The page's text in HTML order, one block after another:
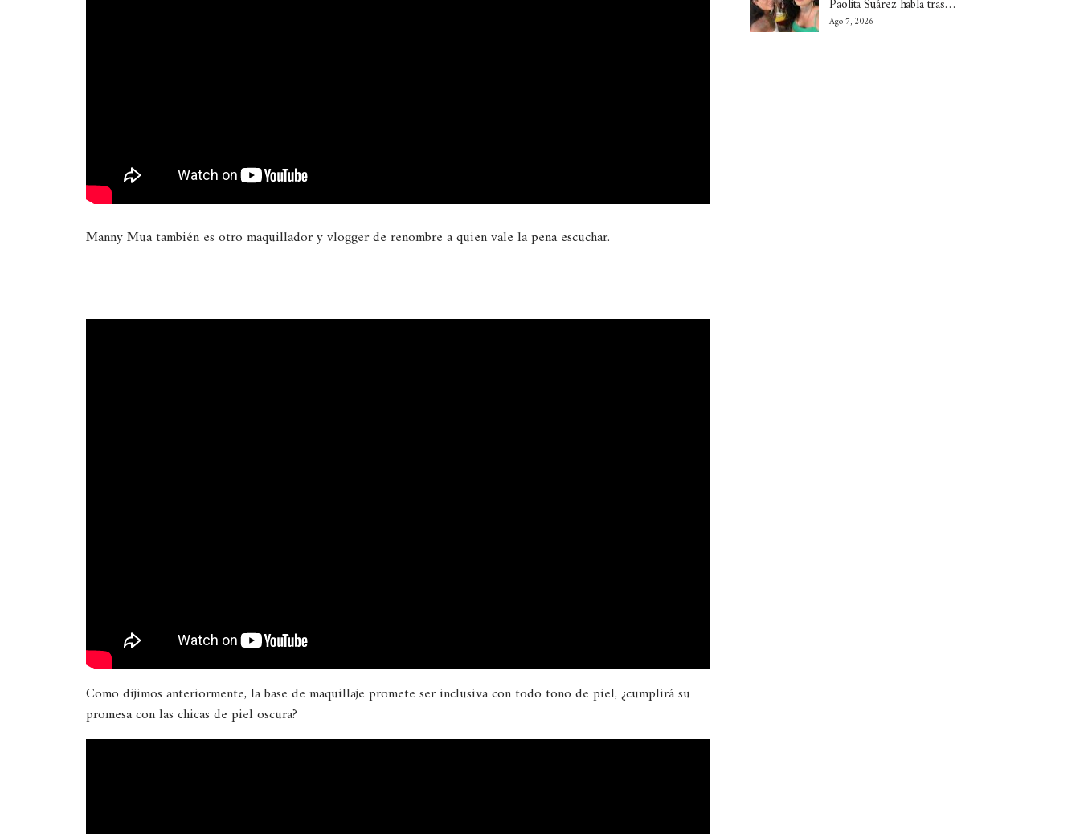
Manny Mua también es otro maquillador y vlogger de renombre a quien vale la pena escuchar.
Como dijimos anteriormente, la base de maquillaje promete ser inclusiva con todo tono de piel, ¿cumplirá su
promesa con las chicas de piel oscura?
Paolita Suárez habla tras…
Ago 7, 2026